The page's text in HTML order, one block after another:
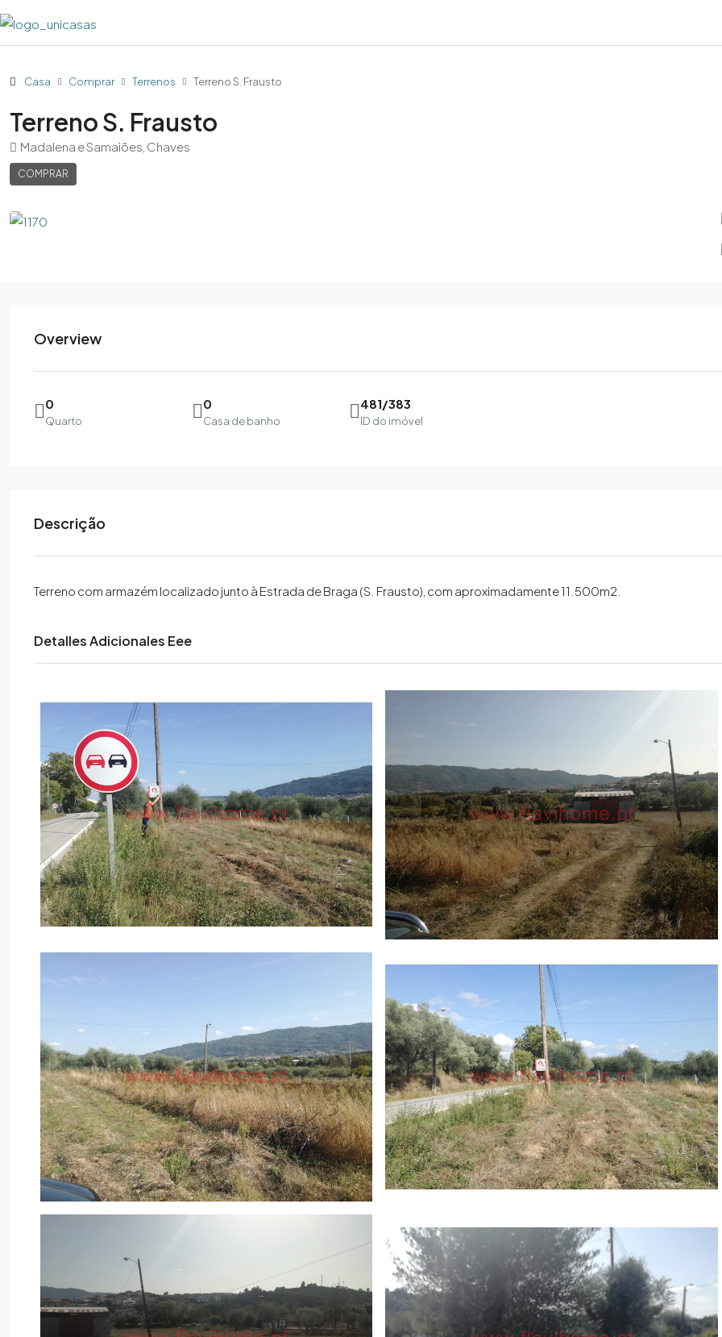
Casa Comprar Terrenos Terreno S. Frausto
Terreno S. Frausto
Madalena e Samaiões, Chaves
COMPRAR
Overview
0
Quarto
0
Casa de banho
481/383
ID do imóvel
Descrição
Terreno com armazém localizado junto à Estrada de Braga (S. Frausto), com aproximadamente 11.500m2.
Detalles Adicionales Eee